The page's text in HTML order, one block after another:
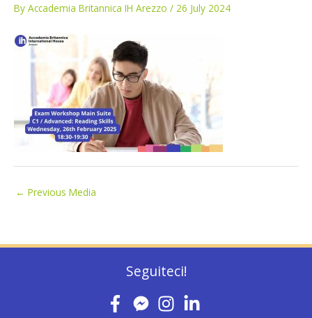
By Accademia Britannica IH Arezzo / 26 July 2024
← Previous Media
Seguiteci!